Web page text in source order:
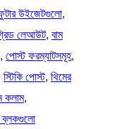
উইজেটগুলো
লেআউট, বাম
, পোস্ট ফরম্যাটসমূহ
স্টিকি পোস্ট, থিমের
কলাম